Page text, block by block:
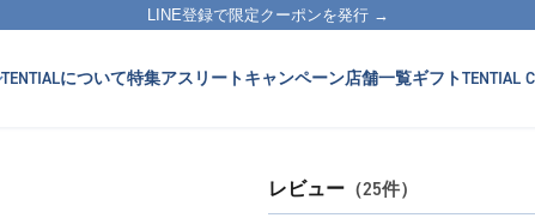
LINE登録で限定クーポンを発行 →
TENTIALについて特集アスリートキャンペーン店舗一覧ギフトTENTIAL
レビュー （25件）